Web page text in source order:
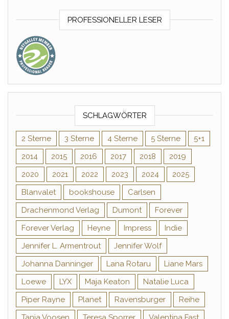
PROFESSIONELLER LESER
SCHLAGWÖRTER
2 Sterne 3 Sterne 4 Sterne 5 Sterne
5+1
2014
2015 2016 2017 2018
2019
2020
2021 2022 2023 2024
2025
Blanvalet
bookshouse
Carlsen
Drachenmond Verlag
Dumont
Forever
Forever Verlag
Heyne Impress
Indie
Jennifer L. Armentrout
Jennifer Wolf
Johanna Danninger
Lana Rotaru
Liane Mars
Loewe
LYX Maja Keaton
Natalie Luca
Piper Rayne
Planet Ravensburger
Reihe